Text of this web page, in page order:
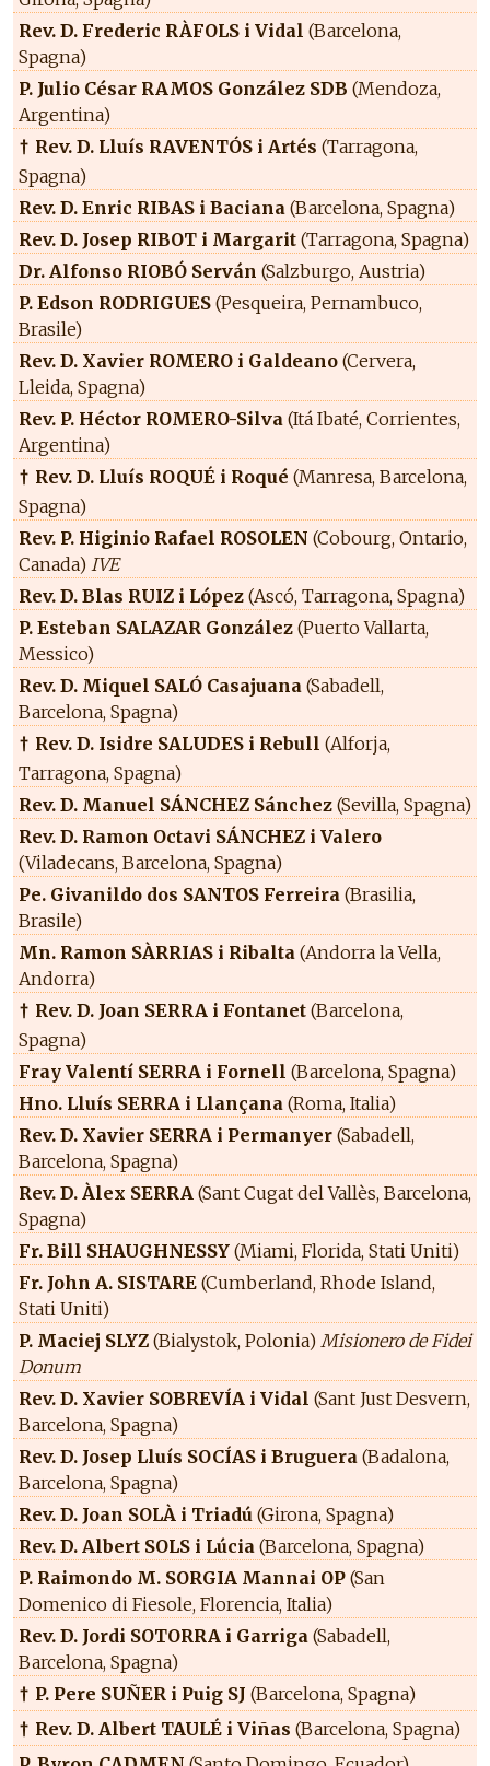
Rev. D. Frederic RÀFOLS i Vidal (Barcelona,
Spagna)
P. Julio César RAMOS González SDB (Mendoza,
Argentina)
† Rev. D. Lluís RAVENTÓS i Artés (Tarragona,
Spagna)
Rev. D. Enric RIBAS i Baciana (Barcelona, Spagna)
Rev. D. Josep RIBOT i Margarit (Tarragona, Spagna)
Dr. Alfonso RIOBÓ Serván (Salzburgo, Austria)
P. Edson RODRIGUES (Pesqueira, Pernambuco,
Brasile)
Rev. D. Xavier ROMERO i Galdeano (Cervera,
Lleida, Spagna)
Rev. P. Héctor ROMERO-Silva (Itá Ibaté, Corrientes,
Argentina)
† Rev. D. Lluís ROQUÉ i Roqué (Manresa, Barcelona,
Spagna)
Rev. P. Higinio Rafael ROSOLEN (Cobourg, Ontario,
Canada) IVE
Rev. D. Blas RUIZ i López (Ascó, Tarragona, Spagna)
P. Esteban SALAZAR González (Puerto Vallarta,
Messico)
Rev. D. Miquel SALÓ Casajuana (Sabadell,
Barcelona, Spagna)
† Rev. D. Isidre SALUDES i Rebull (Alforja,
Tarragona, Spagna)
Rev. D. Manuel SÁNCHEZ Sánchez (Sevilla, Spagna)
Rev. D. Ramon Octavi SÁNCHEZ i Valero
(Viladecans, Barcelona, Spagna)
Pe. Givanildo dos SANTOS Ferreira (Brasilia,
Brasile)
Mn. Ramon SÀRRIAS i Ribalta (Andorra la Vella,
Andorra)
† Rev. D. Joan SERRA i Fontanet (Barcelona,
Spagna)
Fray Valentí SERRA i Fornell (Barcelona, Spagna)
Hno. Lluís SERRA i Llançana (Roma, Italia)
Rev. D. Xavier SERRA i Permanyer (Sabadell,
Barcelona, Spagna)
Rev. D. Àlex SERRA (Sant Cugat del Vallès, Barcelona,
Spagna)
Fr. Bill SHAUGHNESSY (Miami, Florida, Stati Uniti)
Fr. John A. SISTARE (Cumberland, Rhode Island,
Stati Uniti)
P. Maciej SLYZ (Bialystok, Polonia) Misionero de Fidei
Donum
Rev. D. Xavier SOBREVÍA i Vidal (Sant Just Desvern,
Barcelona, Spagna)
Rev. D. Josep Lluís SOCÍAS i Bruguera (Badalona,
Barcelona, Spagna)
Rev. D. Joan SOLÀ i Triadú (Girona, Spagna)
Rev. D. Albert SOLS i Lúcia (Barcelona, Spagna)
P. Raimondo M. SORGIA Mannai OP (San
Domenico di Fiesole, Florencia, Italia)
Rev. D. Jordi SOTORRA i Garriga (Sabadell,
Barcelona, Spagna)
† P. Pere SUÑER i Puig SJ (Barcelona, Spagna)
† Rev. D. Albert TAULÉ i Viñas (Barcelona, Spagna)